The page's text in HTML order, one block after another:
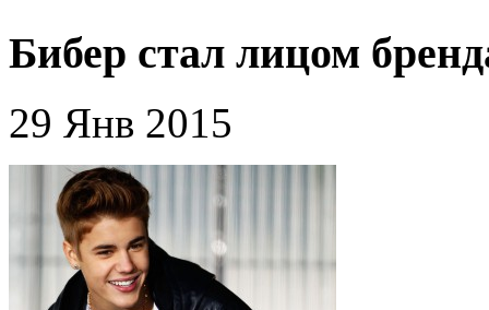
Бибер стал лицом
29 Янв 2015